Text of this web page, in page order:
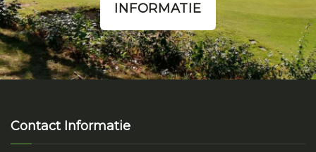
INFORMATIE
Contact Informatie